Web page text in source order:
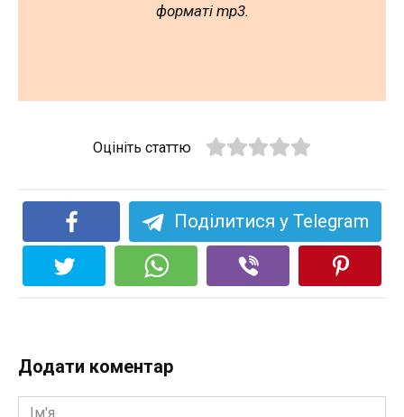
форматі mp3.
Оцініть статтю
Поділитися у Telegram
Додати коментар
Ім'я